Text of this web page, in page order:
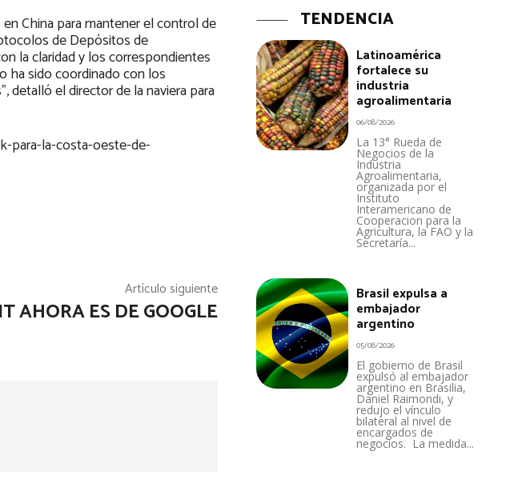
China para mantener el control de
de Depósitos de
la claridad y los correspondientes
ha sido coordinado con los
detalló el director de la naviera para
para-la-costa-oeste-de-
Artículo siguiente
AHORA ES DE GOOGLE
TENDENCIA
Latinoamérica
fortalece su
industria
agroalimentaria
06/08/2026
La 13° Rueda de
Negocios de la
Industria
Agroalimentaria,
organizada por el
Instituto
Interamericano de
Cooperacion para la
Agricultura, la FAO y la
Secretaría...
Brasil expulsa a
embajador
argentino
05/08/2026
El gobierno de Brasil
expulsó al embajador
argentino en Brasilia,
Daniel Raimondi, y
redujo el vínculo
bilateral al nivel de
encargados de
negocios. La medida...